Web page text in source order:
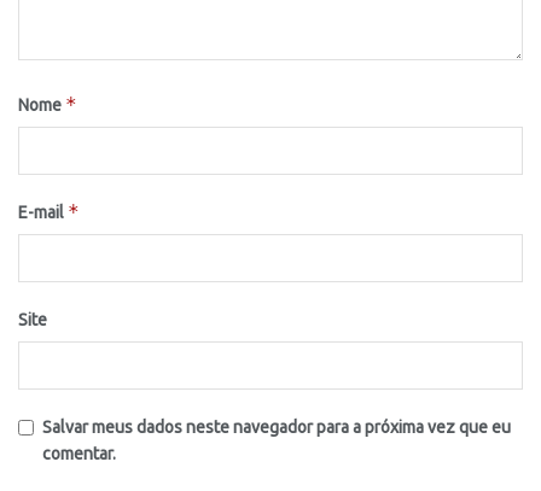
Nome *
E-mail *
Site
Salvar meus dados neste navegador para a próxima vez que eu
comentar.